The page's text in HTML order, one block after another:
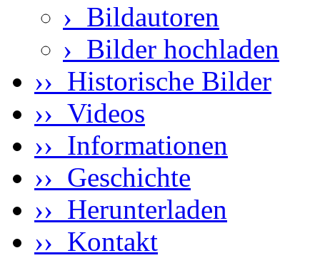
› Bildautoren
› Bilder hochladen
›› Historische Bilder
›› Videos
›› Informationen
›› Geschichte
›› Herunterladen
›› Kontakt